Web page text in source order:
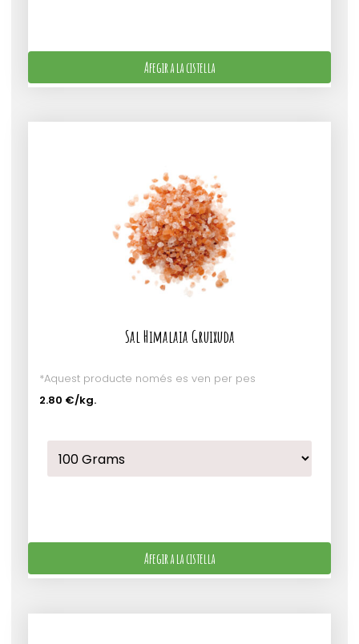
Afegir a la cistella
Sal Himalaia Gruixuda
*Aquest producte només es ven per pes
2.80 €/kg.
Afegir a la cistella